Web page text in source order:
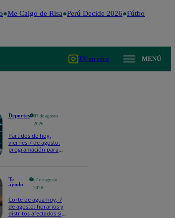
Me Caigo de Risa Perú Decide 2026 Fútbol peruano
TV en vivo MENÚ
Deportes
07 de agosto
2026
Partidos de hoy,
viernes 7 de agosto:
programación para
Te
ayudo
07 de agosto
2026
Corte de agua hoy, 7
de agosto: horarios y
distritos afectados sin